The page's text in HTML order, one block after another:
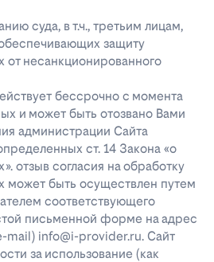
суда, в т.ч., третьим лицам,
защиту
от несанкционированного
бессрочно с момента
и может быть отозвано Вами
администрации Сайта
ст. 14 Закона «о
отзыв согласия на обработку
может быть осуществлен путем
соответствующего
письменной форме на адрес
mail) info@i-provider.ru. Сайт
за использование (как